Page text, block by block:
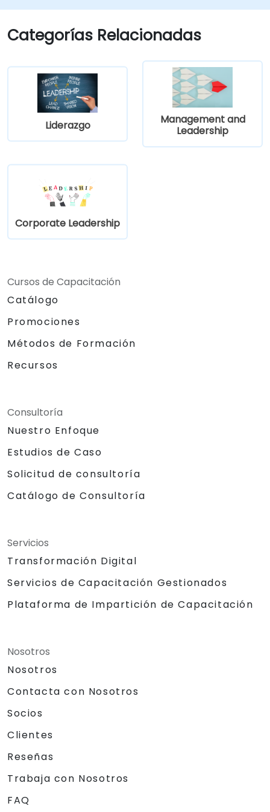
Categorías Relacionadas
Liderazgo
Management and
Leadership
Corporate Leadership
Cursos de Capacitación
Catálogo
Promociones
Métodos de Formación
Recursos
Consultoría
Nuestro Enfoque
Estudios de Caso
Solicitud de consultoría
Catálogo de Consultoría
Servicios
Transformación Digital
Servicios de Capacitación Gestionados
Plataforma de Impartición de Capacitación
Nosotros
Nosotros
Contacta con Nosotros
Socios
Clientes
Reseñas
Trabaja con Nosotros
FAQ